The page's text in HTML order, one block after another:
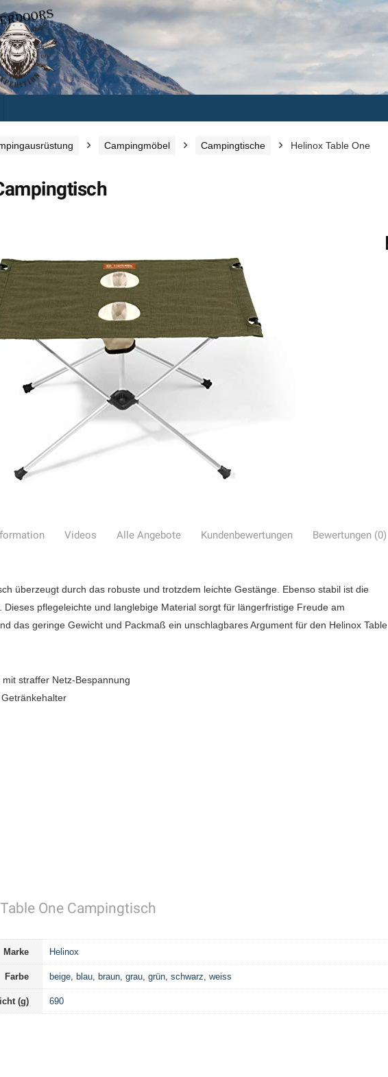
Campingmöbel Campingtische
Helinox Table One
Videos Alle Angebote Kundenbewertungen Bewertungen (0)
überzeugt durch das robuste und trotzdem leichte Gestänge. Ebenso stabil ist die
pflegeleichte und langlebige Material sorgt für längerfristige Freude am
das geringe Gewicht und Packmaß ein unschlagbares Argument für den Helinox Table
straffer Netz-Bespannung
One Campingtisch
Marke Helinox
Farbe beige, blau, braun, grau, grün, schwarz, weiss
(g) 690